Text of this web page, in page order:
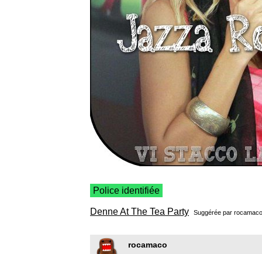
Police identifiée
Denne At The Tea Party Suggérée par rocamaco
rocamaco